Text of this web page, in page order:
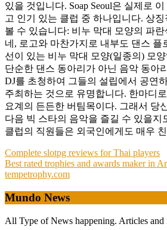
있을 것입니다. Soap Seoul은 실제로
고 인기 있는 클럽 중 하나입니다. 상
볼 수 있습니다: 비누 막대 모양의 파
네, 로고와 마찬가지로 내부도 댄스 플
선이 있는 비누 막대 모양(일종의) 모양
단순한 댄스 동아리가 아닌 음악 동아
DJ를 초청하여 그들의 설립에서 공연
주최하는 것으로 유명합니다. 한마디
요계의 든든한 버팀목이다. 그래서 당
다음 빅 스타의 음악을 즐길 수 있을지
클럽의 직원들은 외국인에게도 매우
Post
navigation
Complete slotpg reviews for Thai players
Best rated trophies and awards maker in
tempetrophy.com
Mundo News
All Type of News happening. Articles and